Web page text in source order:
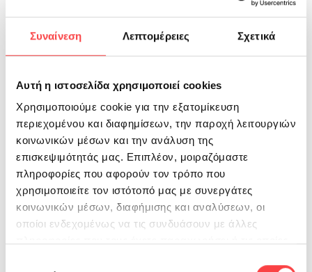
Συναίνεση Λεπτομέρειες Σχετικά
Αυτή η ιστοσελίδα χρησιμοποιεί cookies
Χρησιμοποιούμε cookie για την εξατομίκευση
περιεχομένου και διαφημίσεων, την παροχή λειτουργιών
κοινωνικών μέσων και την ανάλυση της
επισκεψιμότητάς μας. Επιπλέον, μοιραζόμαστε
πληροφορίες που αφορούν τον τρόπο που
χρησιμοποιείτε τον ιστότοπό μας με συνεργάτες
κοινωνικών μέσων, διαφήμισης και αναλύσεων, οι
οποίοι ενδεχομένως να τις συνδυάσουν με άλλες
Απαραίτητες προϋποθέσεις κατά την
Εθελοντή αιμοδότη για προσφορά αίματος
είναι:
1.Να αισθάνεστε καλά
2.Να είστε ξεκούραστοι
3.Να έχετε κοιμηθεί την προηγούμενη ημέρα 6-
7 ώρες τουλάχιστον.